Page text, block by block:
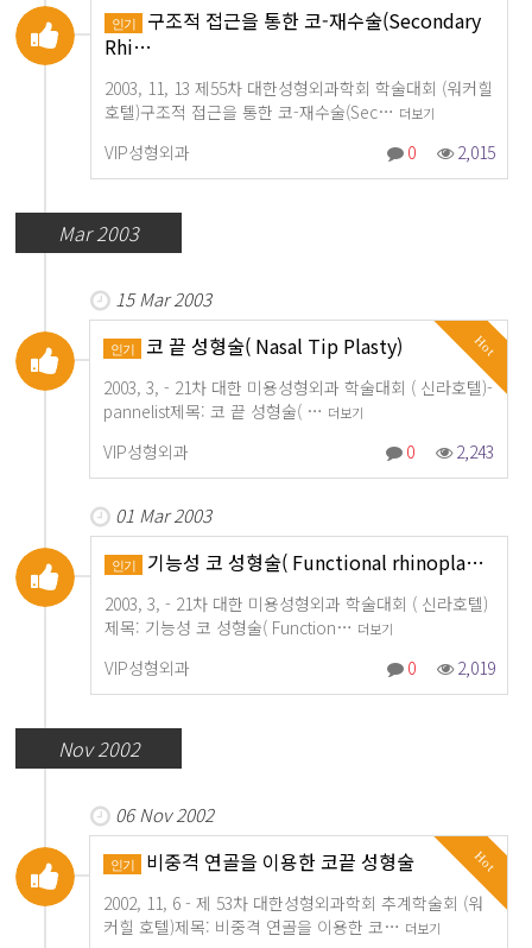
인기 구조적 접근을 통한 코-재수술(Secondary
Rhi…
2003, 11, 13 제55차 대한성형외과학회 학술대회 (워커힐
호텔)구조적 접근을 통한 코-재수술(Sec… 더보기
VIP성형외과 0 2,015
Mar 2003
15 Mar 2003
Hot
인기 코 끝 성형술( Nasal Tip Plasty)
2003, 3, - 21차 대한 미용성형외과 학술대회 ( 신라호텔)-
pannelist제목: 코 끝 성형술( … 더보기
VIP성형외과 0 2,243
01 Mar 2003
인기 기능성 코 성형술( Functional rhinopla…
2003, 3, - 21차 대한 미용성형외과 학술대회 ( 신라호텔)
제목: 기능성 코 성형술( Function… 더보기
VIP성형외과 0 2,019
Nov 2002
06 Nov 2002
Hot
인기 비중격 연골을 이용한 코끝 성형술
2002, 11, 6 - 제 53차 대한성형외과학회 추계학술회 (워
커힐 호텔)제목: 비중격 연골을 이용한 코… 더보기